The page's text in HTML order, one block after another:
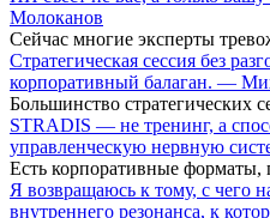
Молоканов
Сейчас многие эксперты
Стратегическая сессия без
корпоративный балаган. —
Большинство стратегических
STRADIS — не тренинг, а
управленческую нервную
Есть корпоративные форматы,
Я возвращаюсь к тому, с чего
внутреннего резонанса, к